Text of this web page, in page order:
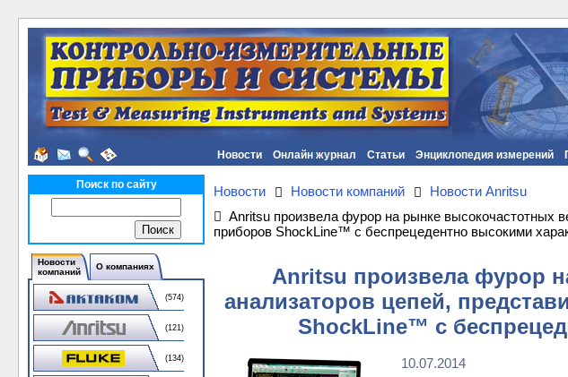
Новости Онлайн журнал Статьи Энциклопедия измерений
Поиск по сайту
Новости
компаний
О компаниях
(574)
(121)
(134)
Новости Новости компаний
Новости Anritsu
Anritsu произвела фурор на рынке высокочастотных
приборов ShockLine™ с беспрецедентно высокими
Anritsu произвела фурор
анализаторов цепей,
ShockLine™ с
10.07.2014